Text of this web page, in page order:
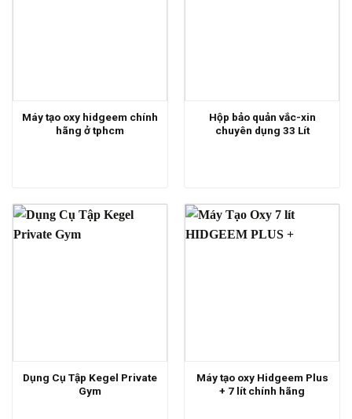
Máy tạo oxy hidgeem chính
hãng ở tphcm
Hộp bảo quản vắc-xin
chuyên dụng 33 Lít
Dụng Cụ Tập Kegel Private
Gym
Máy tạo oxy Hidgeem Plus
+ 7 lít chính hãng